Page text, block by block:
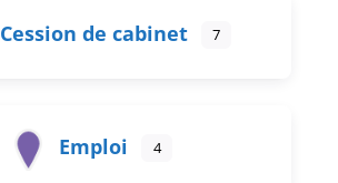
Cession de cabinet 7
Emploi 4